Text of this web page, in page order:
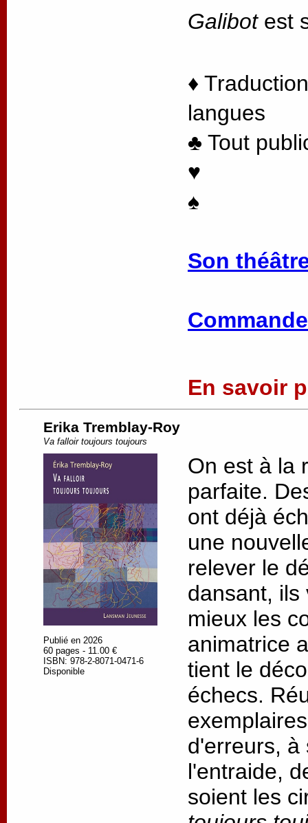
Galibotest
♦
langues
♣ Tout
♥
♠
Son
En savoir
Erika Tremblay-Roy
Va falloir toujours toujours
Publié en 2026
60 pages - 11.00 €
ISBN: 978-2-8071-0471-6
Disponible
On est à la
parfaite.
ont déjà
une
relever le
dansant, ils
mieux les
animatrice
tient le
échecs.
d'erreurs, à
l'entraide,
soient les